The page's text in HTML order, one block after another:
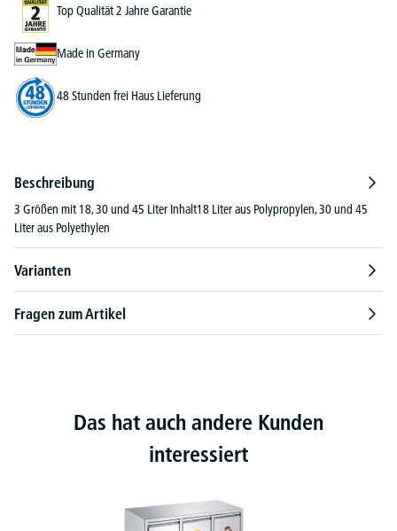
Top Qualität 2 Jahre Garantie
Made in Germany
48 Stunden frei Haus Lieferung
Beschreibung
3 Größen mit 18, 30 und 45 Liter Inhalt18 Liter aus Polypropylen, 30 und 45
Liter aus Polyethylen
Varianten
Fragen zum Artikel
Das hat auch andere Kunden
interessiert